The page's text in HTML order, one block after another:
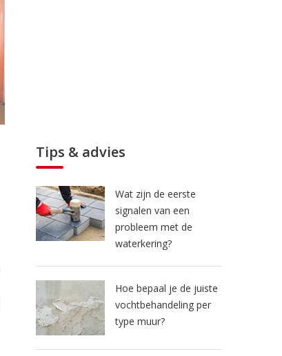
Tips & advies
Wat zijn de eerste
signalen van een
probleem met de
waterkering?
Hoe bepaal je de juiste
vochtbehandeling per
type muur?